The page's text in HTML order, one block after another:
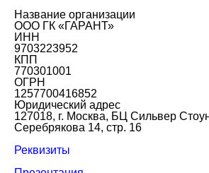
Название организации
ООО ГК «ГАРАНТ»
ИНН
9703223952
КПП
770301001
ОГРН
1257700416852
Юридический адрес
127018, г. Москва, БЦ Сильвер
Серебрякова 14, стр. 16
Реквизиты